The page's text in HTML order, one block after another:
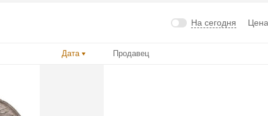
На сегодня
Дата Продавец